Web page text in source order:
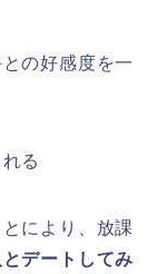
の好感度を一
る
により、放課
デートしてみ